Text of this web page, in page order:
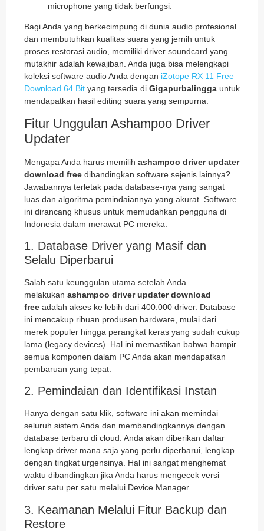
microphone yang tidak berfungsi.
Bagi Anda yang berkecimpung di dunia audio profesional
dan membutuhkan kualitas suara yang jernih untuk
proses restorasi audio, memiliki driver soundcard yang
mutakhir adalah kewajiban. Anda juga bisa melengkapi
koleksi software audio Anda dengan iZotope RX 11 Free
Download 64 Bit yang tersedia di Gigapurbalingga untuk
mendapatkan hasil editing suara yang sempurna.
Fitur Unggulan Ashampoo Driver
Updater
Mengapa Anda harus memilih ashampoo driver updater
download free dibandingkan software sejenis lainnya?
Jawabannya terletak pada database-nya yang sangat
luas dan algoritma pemindaiannya yang akurat. Software
ini dirancang khusus untuk memudahkan pengguna di
Indonesia dalam merawat PC mereka.
1. Database Driver yang Masif dan
Selalu Diperbarui
Salah satu keunggulan utama setelah Anda
melakukan ashampoo driver updater download
free adalah akses ke lebih dari 400.000 driver. Database
ini mencakup ribuan produsen hardware, mulai dari
merek populer hingga perangkat keras yang sudah cukup
lama (legacy devices). Hal ini memastikan bahwa hampir
semua komponen dalam PC Anda akan mendapatkan
pembaruan yang tepat.
2. Pemindaian dan Identifikasi Instan
Hanya dengan satu klik, software ini akan memindai
seluruh sistem Anda dan membandingkannya dengan
database terbaru di cloud. Anda akan diberikan daftar
lengkap driver mana saja yang perlu diperbarui, lengkap
dengan tingkat urgensinya. Hal ini sangat menghemat
waktu dibandingkan jika Anda harus mengecek versi
driver satu per satu melalui Device Manager.
3. Keamanan Melalui Fitur Backup dan
Restore